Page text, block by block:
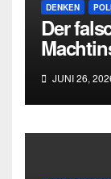
DENKEN
Der
und
JUNI 26,